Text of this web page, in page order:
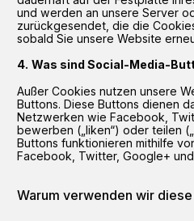
und werden an unsere Server
zurückgesendet, die die
sobald Sie unsere Website
Was sind Social-Media-
Außer Cookies nutzen unsere
Buttons. Diese Buttons dienen
Netzwerken wie Facebook,
bewerben („liken“) oder teilen
Buttons funktionieren mithilfe
Facebook, Twitter, Google+ und
Warum verwenden wir